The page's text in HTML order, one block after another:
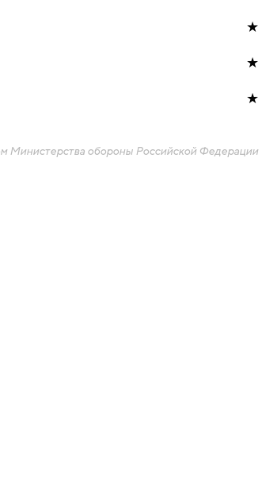
Министерства обороны Российской Федерации